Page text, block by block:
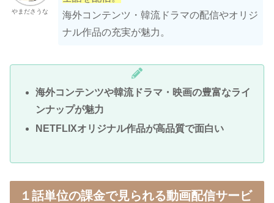
やまださうな
海外コンテンツ・韓流ドラマの配信やオリジ
ナル作品の充実が魅力。
海外コンテンツや韓流ドラマ・映画の豊富なライ
ンナップが魅力
NETFLIXオリジナル作品が高品質で面白い
１話単位の課金で見られる動画配信サービ